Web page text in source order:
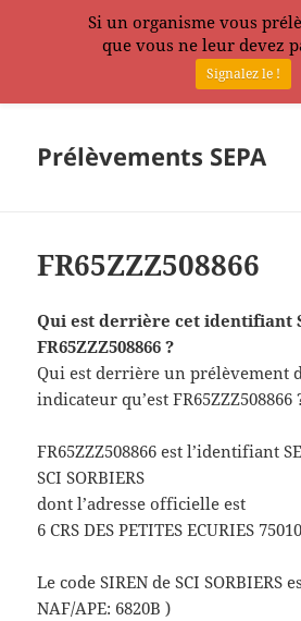
Prélèvements SEPA
FR65ZZZ508866
Qui est derrière cet identifiant
FR65ZZZ508866 ?
Qui est derrière un prélèvement
indicateur qu’est FR65ZZZ508866
FR65ZZZ508866 est l’identifiant
SCI SORBIERS
dont l’adresse officielle est
6 CRS DES PETITES ECURIES
Le code SIREN de SCI SORBIERS
NAF/APE: 6820B )
Si un organisme vous
que vous ne leur devez
Signalez le !